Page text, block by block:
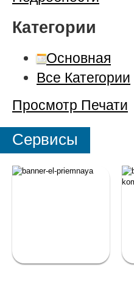
Категории
Основная
Все Категории
Просмотр Печати
Сервисы